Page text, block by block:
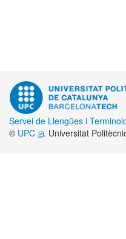
Servei de Llengües i
© UPC . Universitat